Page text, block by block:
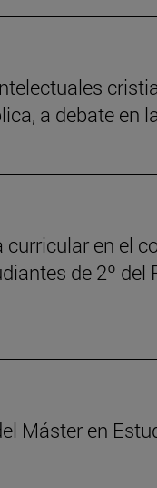
a debate en
curricular en el
de 2º
Máster en